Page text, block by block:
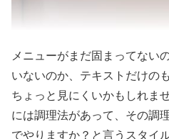
メニューがまだ固まってない
いないのか、テキストだけの
ちょっと見にくいかもしれま
には調理法があって、その調
でやりますか？と言うスタイ